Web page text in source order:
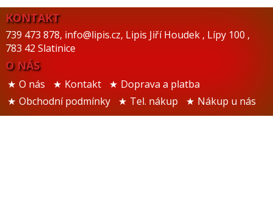
KONTAKT
739 473 878, info@lipis.cz, Lipis Jiří Houdek , Lípy 100 ,
783 42 Slatinice
O NÁS
O nás Kontakt
Doprava a platba
Obchodní podmínky
Tel. nákup Nákup u nás